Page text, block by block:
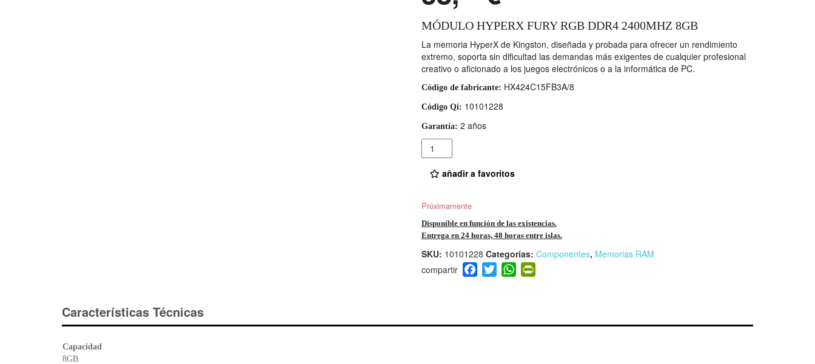
MÓDULO HYPERX FURY RGB DDR4 2400MHZ 8GB
La memoria HyperX de Kingston, diseñada y probada para ofrecer un rendimiento
extremo, soporta sin dificultad las demandas más exigentes de cualquier profesional
creativo o aficionado a los juegos electrónicos o a la informática de PC.
Código de fabricante: HX424C15FB3A/8
Código Qi: 10101228
Garantía: 2 años
Cantidad
añadir a favoritos
Próximamente
Disponible en función de las existencias.
Entrega en 24 horas, 48 horas entre islas.
SKU: 10101228 Categorías: Componentes, Memorias RAM
F
a
b
T
wi
W
h
A
Pr
in
e
Características Técnicas
Capacidad
8GB